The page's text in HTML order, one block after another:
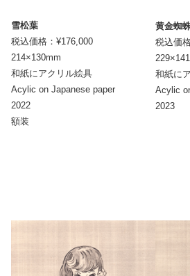
雪松葉
税込価格：¥176,000
214×130mm
和紙にアクリル絵具
Acylic on Japanese paper
2022
額装
黄金蜘
税込価
和紙に
Acylic
2023